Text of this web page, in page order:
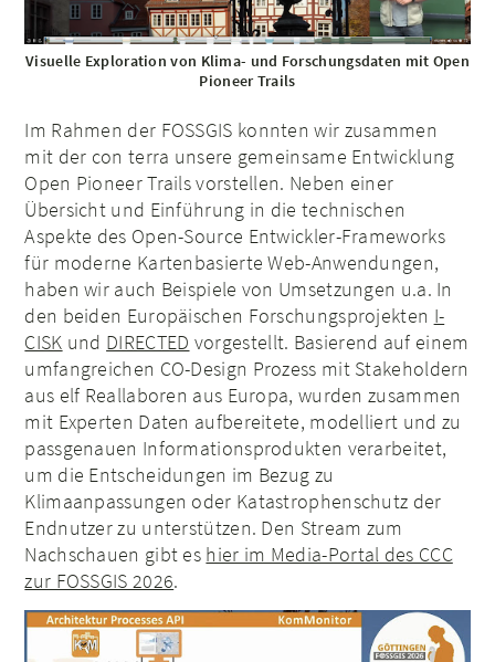
Visuelle Exploration von Klima- und Forschungsdaten mit Open
Pioneer Trails
Im Rahmen der FOSSGIS konnten wir zusammen
mit der con terra unsere gemeinsame Entwicklung
Open Pioneer Trails vorstellen. Neben einer
Übersicht und Einführung in die technischen
Aspekte des Open-Source Entwickler-Frameworks
für moderne Kartenbasierte Web-Anwendungen,
haben wir auch Beispiele von Umsetzungen u.a. In
den beiden Europäischen Forschungsprojekten I-
CISK und DIRECTED vorgestellt. Basierend auf einem
umfangreichen CO-Design Prozess mit Stakeholdern
aus elf Reallaboren aus Europa, wurden zusammen
mit Experten Daten aufbereitete, modelliert und zu
passgenauen Informationsprodukten verarbeitet,
um die Entscheidungen im Bezug zu
Klimaanpassungen oder Katastrophenschutz der
Endnutzer zu unterstützen. Den Stream zum
Nachschauen gibt es hier im Media-Portal des CCC
zur FOSSGIS 2026.